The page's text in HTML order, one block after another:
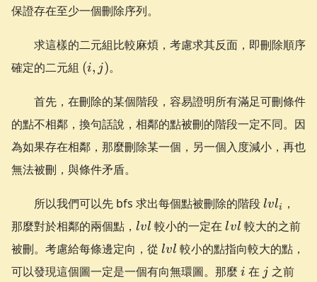
保證存在至少一個刪除序列。
求這樣的二元組比較麻煩，考慮求其反面，即刪除順序
確定的二元組 (i,
j)
(i, j)。
首先，在刪除的某個階段，容易證明所有滿足可刪條件
的點不相鄰，換句話說，相鄰的點被刪的階段一定不同。因
為如果存在相鄰，那麼刪除某一個，另一個入度減小，再也
無法被刪，與條件矛盾。
所以我們可以先 bfs 求出每個點被刪除的階段 lvl_i
lvli
，
那麼對於相鄰的兩個點， lvl
lvl 較小的一定在lvl
lvl 較大的之前
被刪。考慮給每條邊定向，從 lvl
lvl 較小的點指向較大的點，
可以發現這個圖一定是一個有向無環圖。那麼 i
i 在 jj 之前